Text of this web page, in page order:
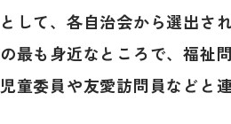
して、各自治会から選出さ
最も身近なところで、福祉
童委員や友愛訪問員などと